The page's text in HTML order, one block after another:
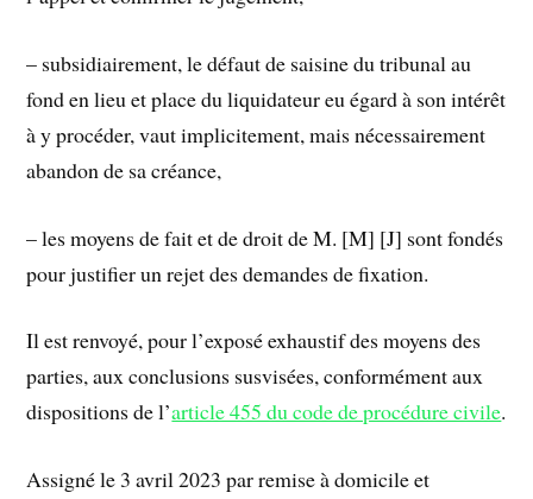
– subsidiairement, le défaut de saisine du tribunal au
fond en lieu et place du liquidateur eu égard à son intérêt
à y procéder, vaut implicitement, mais nécessairement
abandon de sa créance,
– les moyens de fait et de droit de M. [M] [J] sont fondés
pour justifier un rejet des demandes de fixation.
Il est renvoyé, pour l’exposé exhaustif des moyens des
parties, aux conclusions susvisées, conformément aux
dispositions de l’article 455 du code de procédure civile.
Assigné le 3 avril 2023 par remise à domicile et